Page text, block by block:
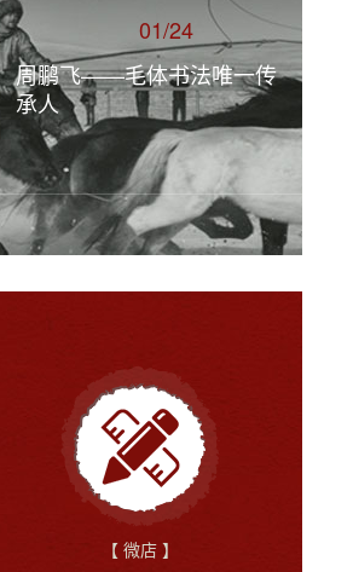
01/24
周鹏飞——毛体书法唯一传
承人
【 微店 】